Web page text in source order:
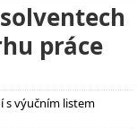
práce
s výučním listem